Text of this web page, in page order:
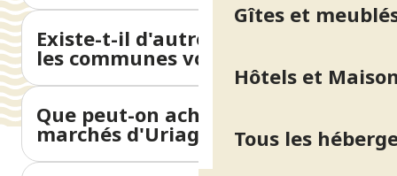
Gîtes et
Hôtels et
Tous les
Existe-t-il d'autres marchés dans
les communes voisines ?
Que peut-on acheter sur les
marchés d'Uriage ?